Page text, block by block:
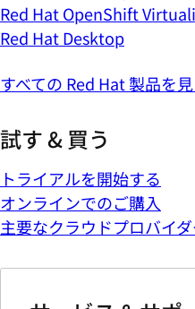
Red Hat OpenShift
Red Hat Desktop
すべての Red Hat 製品を
試す & 買う
トライアルを開始する
オンラインでのご購入
主要なクラウドプロバイ